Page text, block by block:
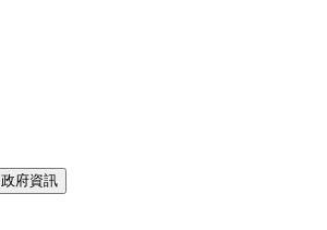
政府資訊